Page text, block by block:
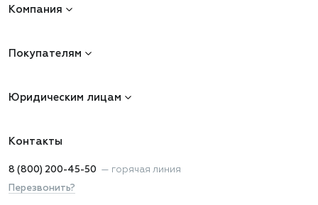
Компания
Покупателям
Юридическим лицам
Контакты
8 (800) 200-45-50 — горячая линия
Перезвонить?